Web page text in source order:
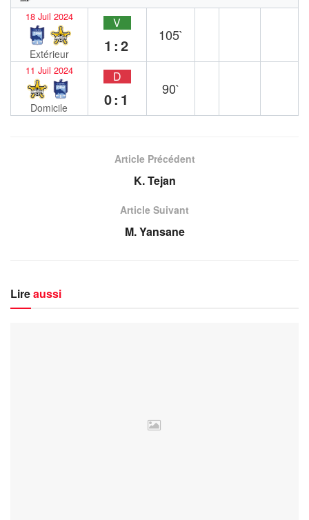
18 Juil 2024
Extérieur
V
1:2
105`
11 Juil 2024
Domicile
D
0:1
90`
Article Précédent
K. Tejan
Article Suivant
M. Yansane
Lireaussi